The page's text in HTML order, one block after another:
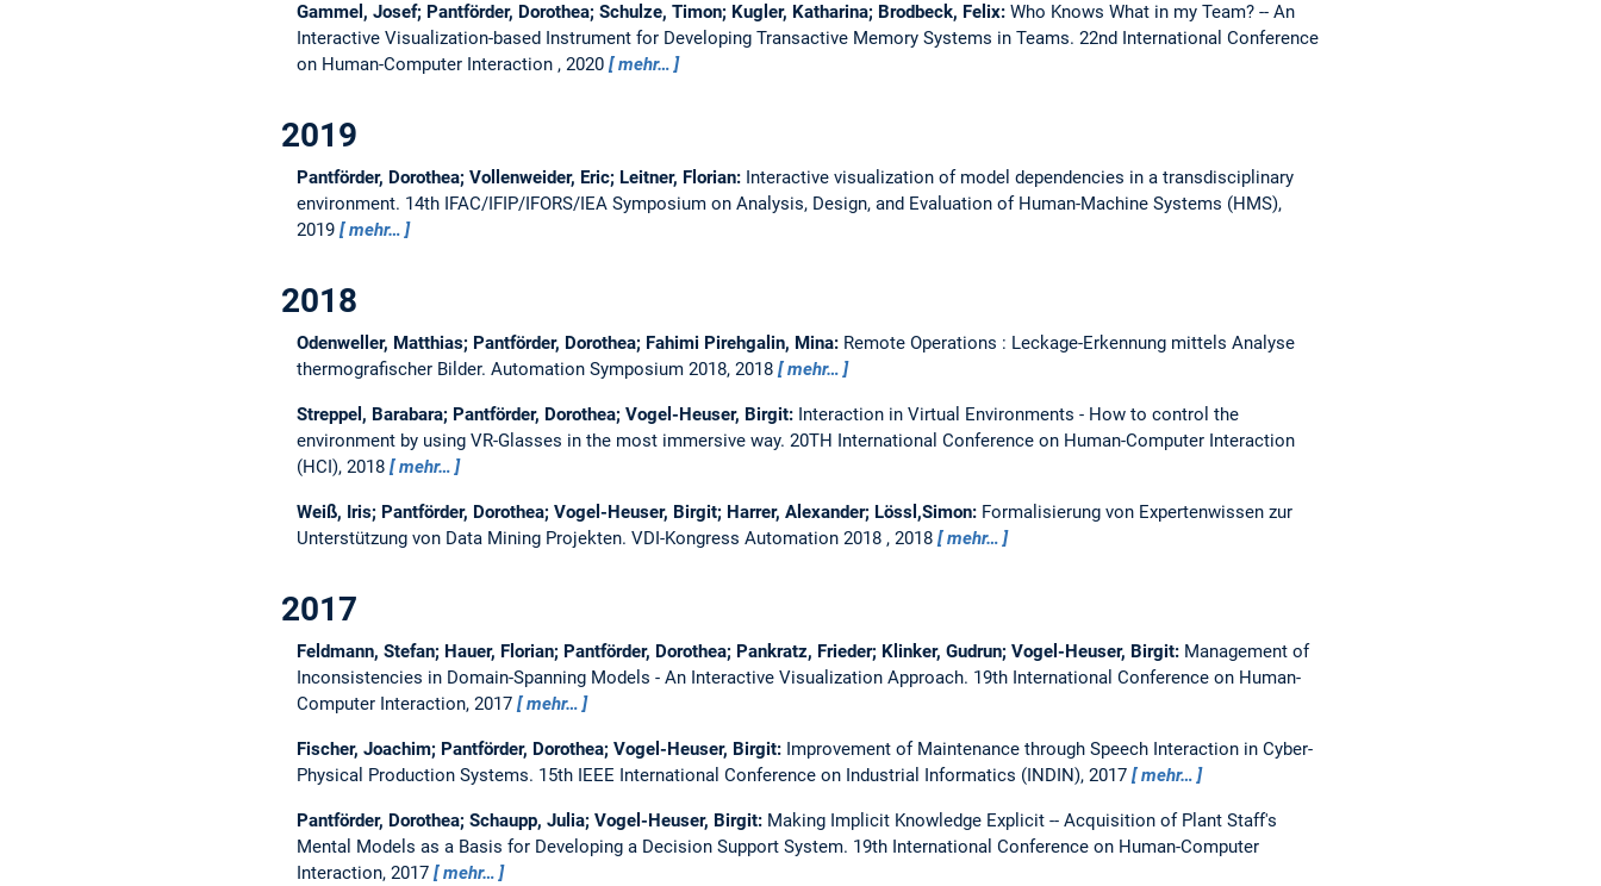
Gammel, Josef; Pantförder, Dorothea; Schulze, Timon; Kugler, Katharina; Brodbeck, Felix: Who Knows What in my Team? -- An
Interactive Visualization-based Instrument for Developing Transactive Memory Systems in Teams. 22nd International Conference
on Human-Computer Interaction , 2020
mehr…
2019
Pantförder, Dorothea; Vollenweider, Eric; Leitner, Florian: Interactive visualization of model dependencies in a transdisciplinary
environment. 14th IFAC/IFIP/IFORS/IEA Symposium on Analysis, Design, and Evaluation of Human-Machine Systems (HMS),
2019
mehr…
2018
Odenweller, Matthias; Pantförder, Dorothea; Fahimi Pirehgalin, Mina: Remote Operations : Leckage-Erkennung mittels Analyse
thermografischer Bilder. Automation Symposium 2018, 2018 mehr…
Streppel, Barabara; Pantförder, Dorothea; Vogel-Heuser, Birgit: Interaction in Virtual Environments - How to control the
environment by using VR-Glasses in the most immersive way. 20TH International Conference on Human-Computer Interaction
(HCI), 2018
mehr…
Weiß, Iris; Pantförder, Dorothea; Vogel-Heuser, Birgit; Harrer, Alexander; Lössl,Simon: Formalisierung von Expertenwissen zur
Unterstützung von Data Mining Projekten. VDI-Kongress Automation 2018 , 2018 mehr…
2017
Feldmann, Stefan; Hauer, Florian; Pantförder, Dorothea; Pankratz, Frieder; Klinker, Gudrun; Vogel-Heuser, Birgit: Management of
Inconsistencies in Domain-Spanning Models - An Interactive Visualization Approach. 19th International Conference on Human-
Computer Interaction, 2017
mehr…
Fischer, Joachim; Pantförder, Dorothea; Vogel-Heuser, Birgit: Improvement of Maintenance through Speech Interaction in Cyber-
Physical Production Systems. 15th IEEE International Conference on Industrial Informatics (INDIN), 2017 mehr…
Pantförder, Dorothea; Schaupp, Julia; Vogel-Heuser, Birgit: Making Implicit Knowledge Explicit -- Acquisition of Plant Staff's
Mental Models as a Basis for Developing a Decision Support System. 19th International Conference on Human-Computer
Interaction, 2017
mehr…